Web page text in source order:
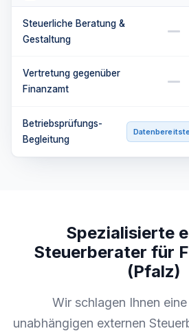
Steuerliche Beratung &
Gestaltung
Vertretung gegenüber
Finanzamt
Betriebsprüfungs-
Begleitung
Spezialisierte
Steuerberater für
(Pfalz)
Wir schlagen Ihnen
unabhängigen externen